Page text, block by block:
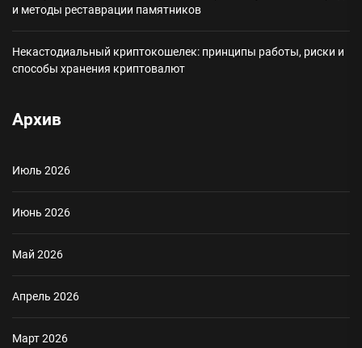
и методы реставрации памятников
Некастодиальный криптокошелек: принципы работы, риски и
способы хранения криптовалют
Архив
Июль 2026
Июнь 2026
Май 2026
Апрель 2026
Март 2026